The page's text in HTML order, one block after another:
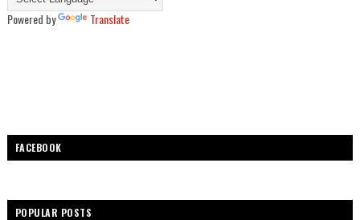
Powered by Translate
FACEBOOK
POPULAR POSTS